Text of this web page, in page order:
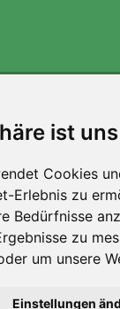
ist
Cookies
Erlebnis zu
Bedürfnisse
zu
um unsere
Einstellungen
Wir
Für jede